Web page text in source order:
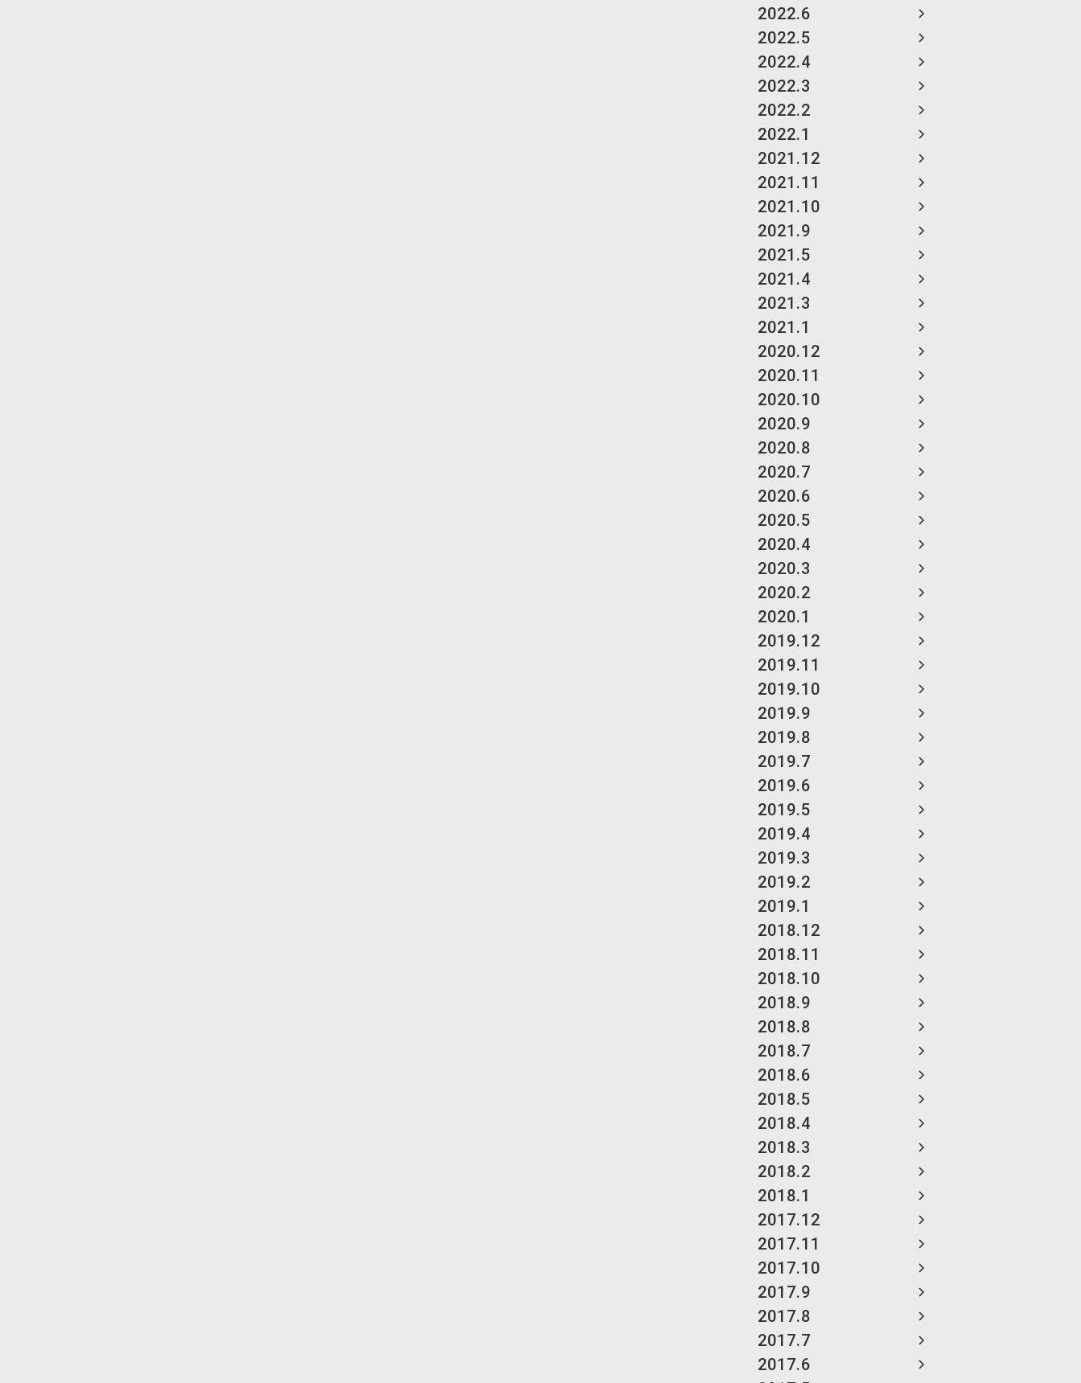
2022.6
2022.5
2022.4
2022.3
2022.2
2022.1
2021.12
2021.11
2021.10
2021.9
2021.5
2021.4
2021.3
2021.1
2020.12
2020.11
2020.10
2020.9
2020.8
2020.7
2020.6
2020.5
2020.4
2020.3
2020.2
2020.1
2019.12
2019.11
2019.10
2019.9
2019.8
2019.7
2019.6
2019.5
2019.4
2019.3
2019.2
2019.1
2018.12
2018.11
2018.10
2018.9
2018.8
2018.7
2018.6
2018.5
2018.4
2018.3
2018.2
2018.1
2017.12
2017.11
2017.10
2017.9
2017.8
2017.7
2017.6